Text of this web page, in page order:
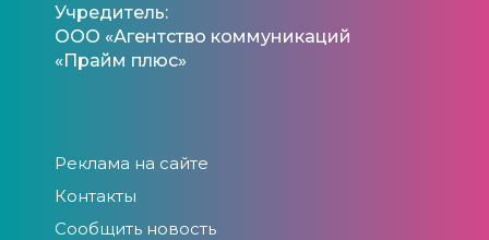
Учредитель:
ООО «Агентство коммуникаций
«Прайм плюс»
Реклама на сайте
Контакты
Сообщить новость